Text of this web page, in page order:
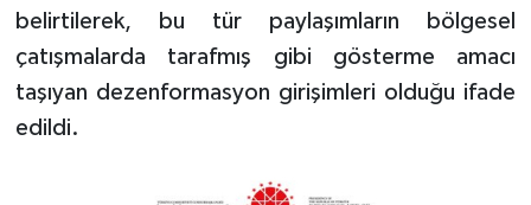
belirtilerek, bu tür paylaşımların bölgesel
çatışmalarda tarafmış gibi gösterme amacı
taşıyan dezenformasyon girişimleri olduğu ifade
edildi.